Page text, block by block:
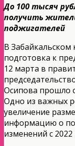
До 100 тысяч
получить
поджигателей
В Забайкальском
подготовка к
12 марта в
Осипова прошло
Одно из важных
увеличение
информацию о
изменений с 2022